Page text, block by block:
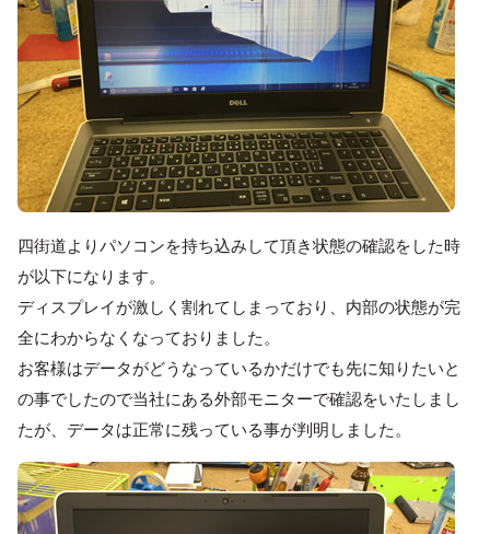
四街道よりパソコンを持ち込みして頂き状態の確認をした時
が以下になります。
ディスプレイが激しく割れてしまっており、内部の状態が完
全にわからなくなっておりました。
お客様はデータがどうなっているかだけでも先に知りたいと
の事でしたので当社にある外部モニターで確認をいたしまし
たが、データは正常に残っている事が判明しました。